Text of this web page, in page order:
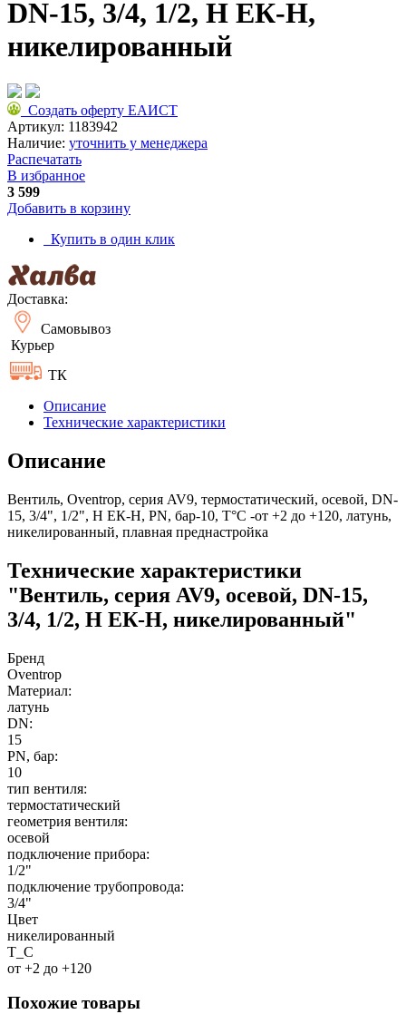
DN-15, 3/4, 1/2, Н ЕК-Н,
никелированный
Создать оферту ЕАИСТ
Артикул: 1183942
Наличие: уточнить у менеджера
Распечатать
В избранное
3 599
Добавить в корзину
Купить в один клик
Доставка:
Самовывоз
Курьер
ТК
Описание
Технические характеристики
Описание
Вентиль, Oventrop, серия AV9, термостатический, осевой, DN-
15, 3/4", 1/2", Н ЕК-Н, PN, бар-10, T°C -от +2 до +120, латунь,
никелированный, плавная преднастройка
Технические характеристики
"Вентиль, серия AV9, осевой, DN-15,
3/4, 1/2, Н ЕК-Н, никелированный"
Бренд
Oventrop
Материал:
латунь
DN:
15
PN, бар:
10
тип вентиля:
термостатический
геометрия вентиля:
осевой
подключение прибора:
1/2"
подключение трубопровода:
3/4"
Цвет
никелированный
T_C
от +2 до +120
Похожие товары